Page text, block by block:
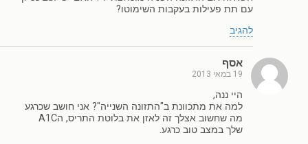
עם תת פעילות בעקבות השימוטו?
להגיב
אסף
19 במאי 2013
היי ננה,
למה את מתכוונת ב"התזונה השנייה"? אני חושב שכרגע
מה שחשוב אצלך זה לאזן את בלוטת התריס, הA1C
שלך במצב טוב כרגע.